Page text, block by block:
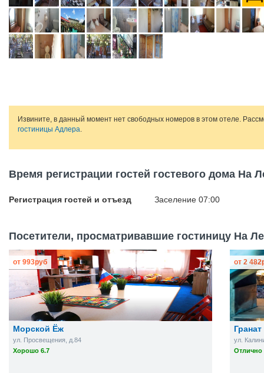
Извините, в данный момент нет свободных номеров в этом отеле.
гостиницы Адлера.
Время регистрации гостей гостевого дома На
Регистрация гостей и отъезд Заселение 07:00
Посетители, просматривавшие гостиницу На
Морской Ёж
ул. Просвещения, д.84
Хорошо 6.7
от 993руб
Гранат
ул.
Отлично
от 2 482